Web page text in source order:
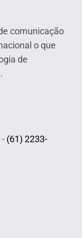
comunicação
o que
de
- (61) 2233-